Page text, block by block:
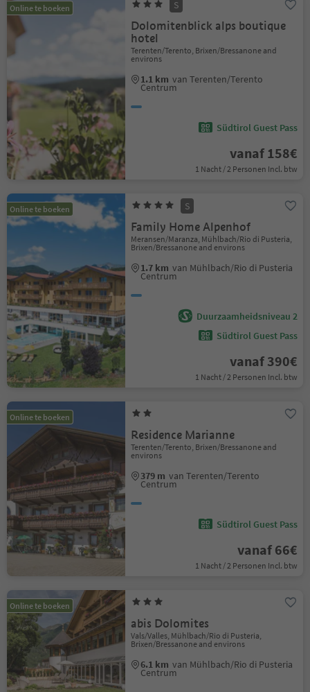
Online te boeken S
Dolomitenblick alps boutique
hotel
Terenten/Terento, Brixen/Bressanone and
environs
1.1 km van Terenten/Terento
Centrum
Südtirol Guest Pass
vanaf 158€
1 Nacht / 2 Personen Incl. btw
Online te boeken S
Family Home Alpenhof
Meransen/Maranza, Mühlbach/Rio di Pusteria,
Brixen/Bressanone and environs
1.7 km van Mühlbach/Rio di Pusteria
Centrum
Duurzaamheidsniveau 2
Südtirol Guest Pass
vanaf 390€
1 Nacht / 2 Personen Incl. btw
Online te boeken
Residence Marianne
Terenten/Terento, Brixen/Bressanone and
environs
379 m van Terenten/Terento
Centrum
Südtirol Guest Pass
vanaf 66€
1 Nacht / 2 Personen Incl. btw
Online te boeken
abis Dolomites
Vals/Valles, Mühlbach/Rio di Pusteria,
Brixen/Bressanone and environs
6.1 km van Mühlbach/Rio di Pusteria
Centrum